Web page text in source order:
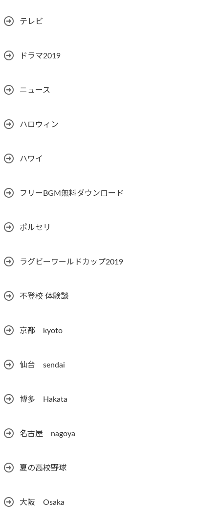
テレビ
ドラマ2019
ニュース
ハロウィン
ハワイ
フリーBGM無料ダウンロード
ポルセリ
ラグビーワールドカップ2019
不登校 体験談
京都 kyoto
仙台 sendai
博多 Hakata
名古屋 nagoya
夏の高校野球
大阪 Osaka